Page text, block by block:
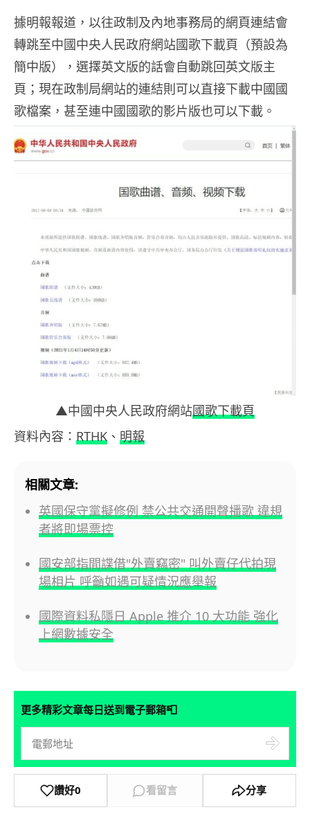
據明報報道，以往政制及內地事務局的網頁連結會
轉跳至中國中央人民政府網站國歌下載頁（預設為
簡中版），選擇英文版的話會自動跳回英文版主
頁；現在政制局網站的連結則可以直接下載中國國
歌檔案，甚至連中國國歌的影片版也可以下載。
▲中國中央人民政府網站國歌下載頁
資料內容： RTHK 、 明報
相關文章:
英國保守黨擬修例 禁公共交通開聲播歌 違規
者將即場票控
國安部指間諜借"外賣竊密" 叫外賣仔代拍現
場相片 呼籲如遇可疑情況應舉報
國際資料私隱日 Apple 推介 10 大功能 強化
上網數據安全
更多精彩文章每日送到電子郵箱📮
讚好0 看留言 分享